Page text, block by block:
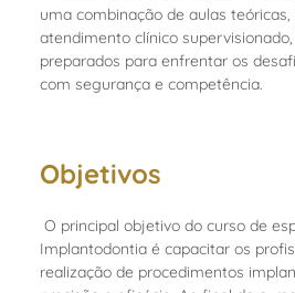
uma combinação de aulas
atendimento clínico
preparados para enfrentar os
com segurança e competência.
Objetivos
O principal objetivo do curso de
Implantodontia é capacitar os
realização de procedimentos